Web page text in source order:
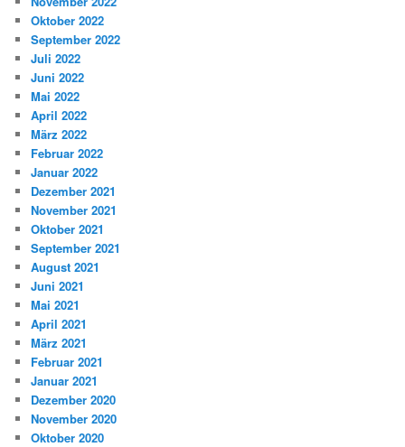
Oktober 2022
September 2022
Juli 2022
Juni 2022
Mai 2022
April 2022
März 2022
Februar 2022
Januar 2022
Dezember 2021
November 2021
Oktober 2021
September 2021
August 2021
Juni 2021
Mai 2021
April 2021
März 2021
Februar 2021
Januar 2021
Dezember 2020
November 2020
Oktober 2020